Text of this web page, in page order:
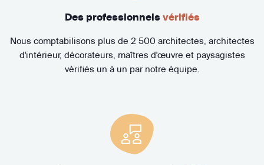
Des professionnels vérifiés
Nous comptabilisons plus de 2 500 architectes, architectes
d'intérieur, décorateurs, maîtres d'œuvre et paysagistes
vérifiés un à un par notre équipe.